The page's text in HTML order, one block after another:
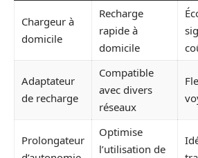
Chargeur à
domicile
Recharge
rapide à
domicile
Adaptateur
de recharge
Compatible
avec divers
réseaux
Prolongateur
Optimise
l’utilisation de